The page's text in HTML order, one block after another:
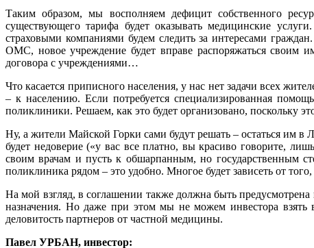
Таким образом, мы восполняем дефицит собственного
существующего тарифа будет оказывать медицинские
страховыми компаниями будем следить за интересами
ОМС, новое учреждение будет вправе распоряжаться своим
договора с учреждениями…
Что касается приписного населения, у нас нет задачи всех
– к населению. Если потребуется специализированная
поликлиники. Решаем, как это будет организовано, поскольку
Ну, а жители Майской Горки сами будут решать – остаться им в
будет недоверие («у вас все платно, вы красиво говорите,
своим врачам и пусть к обшарпанным, но государственным
поликлиника рядом – это удобно. Многое будет зависеть от
На мой взгляд, в соглашении также должна быть
назначения. Но даже при этом мы не можем инвестора взять
деловитость партнеров от частной медицины.
Павел УРБАН, инвестор: